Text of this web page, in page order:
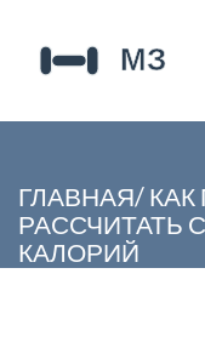
ГЛАВНАЯ/
РАССЧИТАТЬ
КАЛОРИЙ